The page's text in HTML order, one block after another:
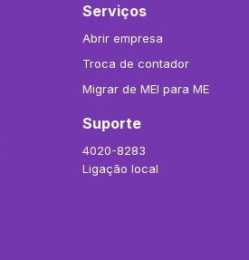
Serviços
Abrir empresa
Troca de contador
Migrar de MEI para ME
Suporte
4020-8283
Ligação local